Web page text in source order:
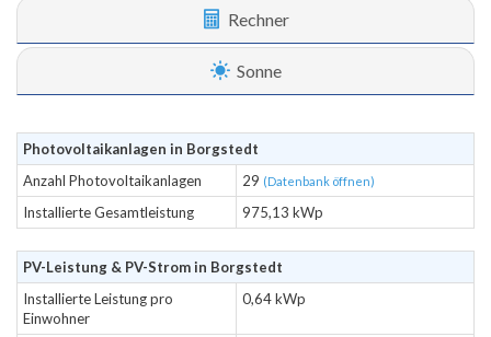
Rechner
Sonne
Photovoltaikanlagen in Borgstedt
Anzahl Photovoltaikanlagen
29 (Datenbank öffnen)
Installierte Gesamtleistung 975,13 kWp
PV-Leistung & PV-Strom in Borgstedt
Installierte Leistung pro
Einwohner
0,64 kWp